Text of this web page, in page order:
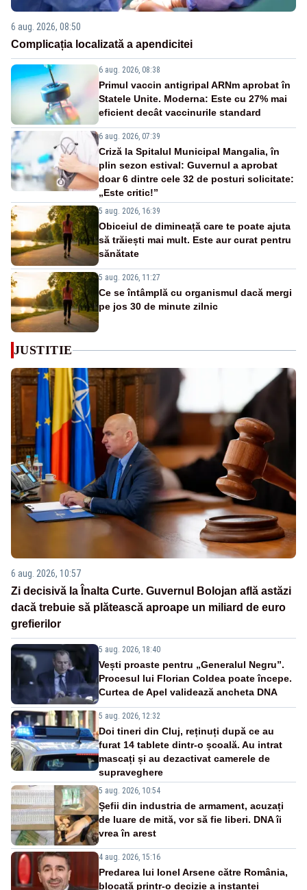
6 aug. 2026, 08:50
Complicația localizată a apendicitei
6 aug. 2026, 08:38
Primul vaccin antigripal ARNm aprobat în
Statele Unite. Moderna: Este cu 27% mai
eficient decât vaccinurile standard
6 aug. 2026, 07:39
Criză la Spitalul Municipal Mangalia, în
plin sezon estival: Guvernul a aprobat
doar 6 dintre cele 32 de posturi solicitate:
„Este critic!”
5 aug. 2026, 16:39
Obiceiul de dimineață care te poate ajuta
să trăiești mai mult. Este aur curat pentru
sănătate
5 aug. 2026, 11:27
Ce se întâmplă cu organismul dacă mergi
pe jos 30 de minute zilnic
JUSTITIE
6 aug. 2026, 10:57
Zi decisivă la Înalta Curte. Guvernul Bolojan află astăzi
dacă trebuie să plătească aproape un miliard de euro
grefierilor
5 aug. 2026, 18:40
Vești proaste pentru „Generalul Negru”.
Procesul lui Florian Coldea poate începe.
Curtea de Apel validează ancheta DNA
5 aug. 2026, 12:32
Doi tineri din Cluj, reținuți după ce au
furat 14 tablete dintr-o școală. Au intrat
mascați și au dezactivat camerele de
supraveghere
5 aug. 2026, 10:54
Șefii din industria de armament, acuzați
de luare de mită, vor să fie liberi. DNA îi
vrea în arest
4 aug. 2026, 15:16
Predarea lui Ionel Arsene către România,
blocată printr-o decizie a instanței